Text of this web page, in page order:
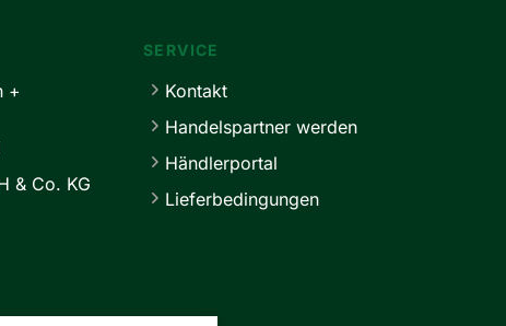
+
& Co. KG
SERVICE
Kontakt
Handelspartner werden
Händlerportal
Lieferbedingungen